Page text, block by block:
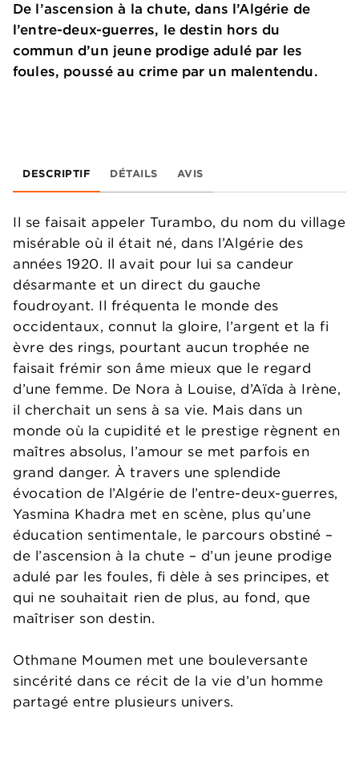
De l’ascension à la chute, dans l’Algérie de
l’entre-deux-guerres, le destin hors du
commun d’un jeune prodige adulé par les
foules, poussé au crime par un malentendu.
DESCRIPTIF DÉTAILS AVIS
Il se faisait appeler Turambo, du nom du village
misérable où il était né, dans l’Algérie des
années 1920. Il avait pour lui sa candeur
désarmante et un direct du gauche
foudroyant. Il fréquenta le monde des
occidentaux, connut la gloire, l’argent et la fi
èvre des rings, pourtant aucun trophée ne
faisait frémir son âme mieux que le regard
d’une femme. De Nora à Louise, d’Aïda à Irène,
il cherchait un sens à sa vie. Mais dans un
monde où la cupidité et le prestige règnent en
maîtres absolus, l’amour se met parfois en
grand danger. À travers une splendide
évocation de l’Algérie de l’entre-deux-guerres,
Yasmina Khadra met en scène, plus qu’une
éducation sentimentale, le parcours obstiné –
de l’ascension à la chute – d’un jeune prodige
adulé par les foules, fi dèle à ses principes, et
qui ne souhaitait rien de plus, au fond, que
maîtriser son destin.
Othmane Moumen met une bouleversante
sincérité dans ce récit de la vie d’un homme
partagé entre plusieurs univers.